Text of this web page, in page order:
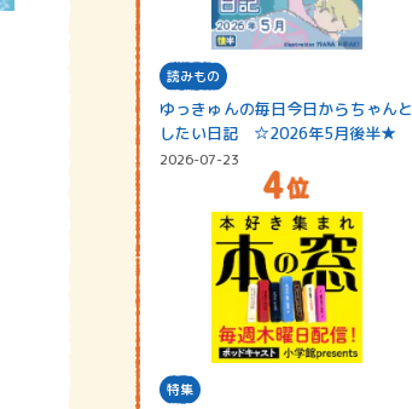
読みもの
ゆっきゅんの毎日今日からちゃんと
したい日記 ☆2026年5月後半★
2026-07-23
特集